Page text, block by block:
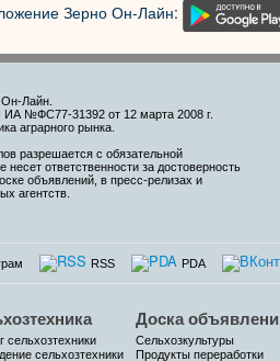
Зерно Он-Лайн:
Он-Лайн
ИА №ФС77-31392 от 12 марта 2008 г.
аграрного рынка.
разрешается с обязательной
ответственности за достоверность
объявлений, в пресс-релизах и
агентств.
RSS PDA
сельхозтехники
сельхозтехники
Доска
Сельхозкультуры
Продукты переработки